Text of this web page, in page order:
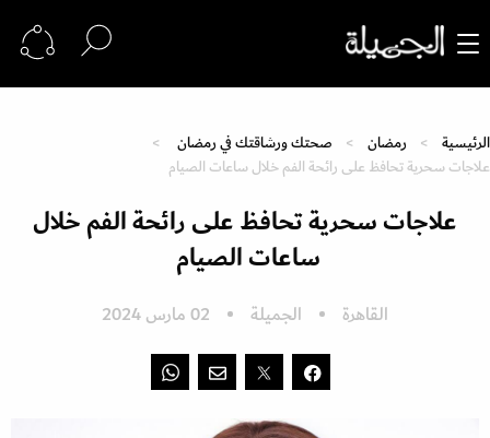
الرئيسية رمضان
صحتك ورشاقتك في رمضان
علاجات سحرية تحافظ على رائحة الفم خلال ساعات الصيام
علاجات سحرية تحافظ على رائحة الفم خلال
ساعات الصيام
القاهرة الجميلة 02 مارس 2024